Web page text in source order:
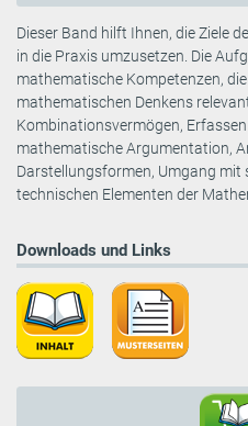
Dieser Band hilft Ihnen, die Ziele
in die Praxis umzusetzen. Die
mathematische Kompetenzen,
mathematischen Denkens
Kombinationsvermögen,
mathematische Argumentation,
Darstellungsformen, Umgang mit
technischen Elementen der
Downloads und Links